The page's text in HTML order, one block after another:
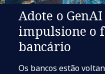
Adote o
impulsione o
bancário
Os bancos estão